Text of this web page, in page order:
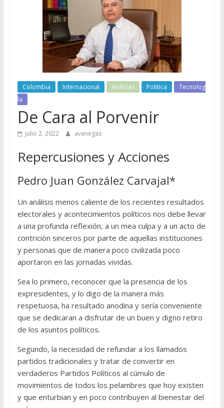
Colombia Internacional Noticias Politica
Tecnolog
ía
De Cara al Porvenir
julio 2, 2022 avanegas
Repercusiones y Acciones
Pedro Juan González Carvajal*
Un análisis menos caliente de los recientes resultados
electorales y acontecimientos políticos nos debe llevar
a una profunda reflexión, a un mea culpa y a un acto de
contrición sinceros por parte de aquellas instituciones
y personas que de manera poco civilizada poco
aportaron en las jornadas vividas.
Sea lo primero, reconocer que la presencia de los
expresidentes, y lo digo de la manera más
respetuosa, ha resultado anodina y sería conveniente
que se dedicaran a disfrutar de un buen y digno retiro
de los asuntos políticos.
Segundo, la necesidad de refundar a los llamados
partidos tradicionales y tratar de convertir en
verdaderos Partidos Políticos al cúmulo de
movimientos de todos los pelambres que hoy existen
y que enturbian y en poco contribuyen al bienestar del